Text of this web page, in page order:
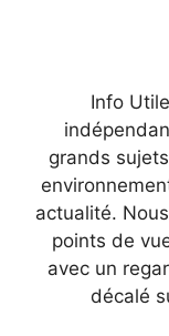
Info
grands
actualité.
points de
avec un
décalé